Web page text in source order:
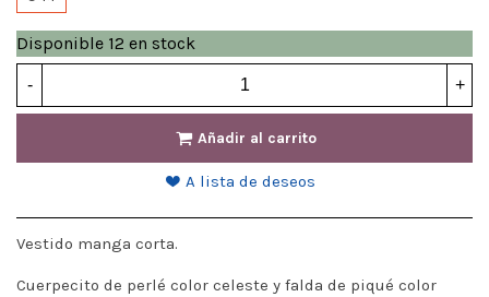
Disponible 12 en stock
- +
Añadir al carrito
A lista de deseos
Vestido manga corta.
Cuerpecito de perlé color celeste y falda de piqué color